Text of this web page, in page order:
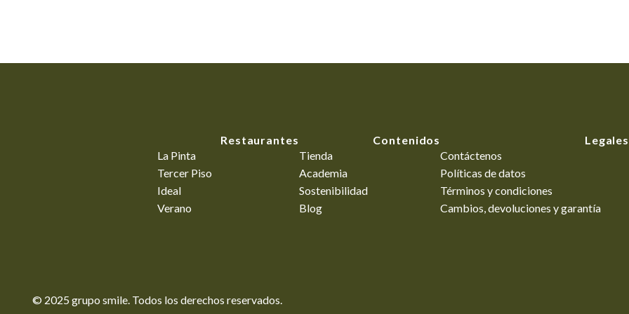
Restaurantes
La Pinta
Tercer Piso
Ideal
Verano
Contenidos
Tienda
Academia
Sostenibilidad
Blog
Legales
Contáctenos
Políticas de datos
Términos y condiciones
Cambios, devoluciones y garantía
© 2025 grupo smile. Todos los derechos reservados.